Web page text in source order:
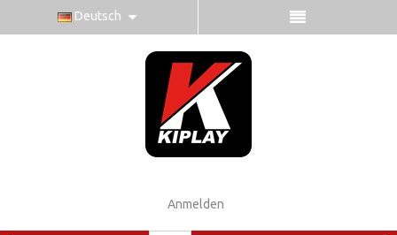
Deutsch
Anmelden